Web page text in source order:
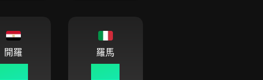
開羅 羅馬